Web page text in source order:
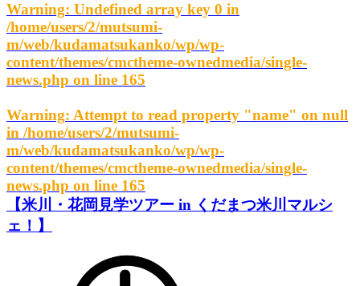
Warning: Undefined array key 0 in
/home/users/2/mutsumi-
m/web/kudamatsukanko/wp/wp-
content/themes/cmctheme-ownedmedia/single-
news.php on line 165
Warning: Attempt to read property "name" on null
in /home/users/2/mutsumi-
m/web/kudamatsukanko/wp/wp-
content/themes/cmctheme-ownedmedia/single-
news.php on line 165
【米川・花岡見学ツアー in くだまつ米川マルシ
ェ！】